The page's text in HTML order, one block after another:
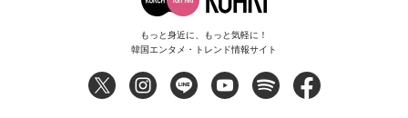
もっと身近に、もっと気軽に！
韓国エンタメ・トレンド情報サイト